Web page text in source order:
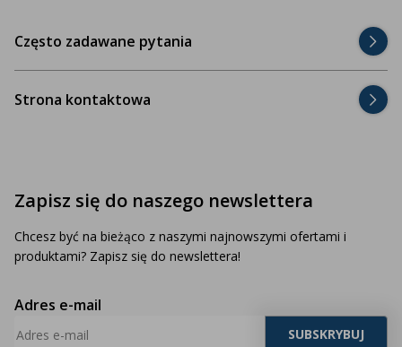
Często zadawane pytania
Strona kontaktowa
Zapisz się do naszego newslettera
Chcesz być na bieżąco z naszymi najnowszymi ofertami i
produktami? Zapisz się do newslettera!
Adres e-mail